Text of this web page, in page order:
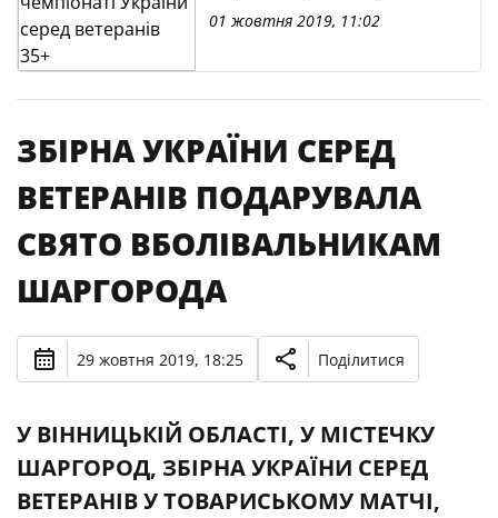
01 жовтня 2019, 11:02
ЗБІРНА УКРАЇНИ СЕРЕД
ВЕТЕРАНІВ ПОДАРУВАЛА
СВЯТО ВБОЛІВАЛЬНИКАМ
ШАРГОРОДА
29 жовтня 2019, 18:25 Поділитися
У ВІННИЦЬКІЙ ОБЛАСТІ, У МІСТЕЧКУ
ШАРГОРОД, ЗБІРНА УКРАЇНИ СЕРЕД
ВЕТЕРАНІВ У ТОВАРИСЬКОМУ МАТЧІ,